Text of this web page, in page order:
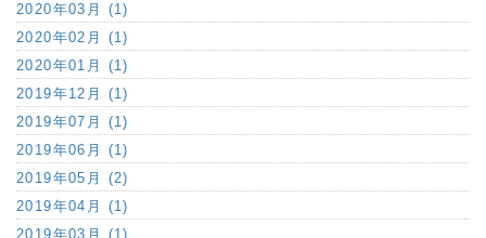
2020年03月 (1)
2020年02月 (1)
2020年01月 (1)
2019年12月 (1)
2019年07月 (1)
2019年06月 (1)
2019年05月 (2)
2019年04月 (1)
2019年03月 (1)